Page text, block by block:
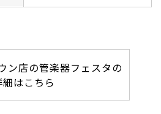
ン店の管楽器フェスタの
細はこちら